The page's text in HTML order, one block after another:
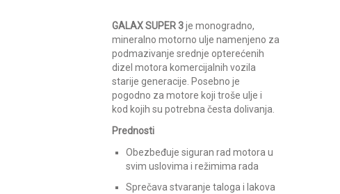
GALAX SUPER 3je monogradno,
mineralno motorno ulje namenjeno za
podmazivanje srednje opterećenih
dizel motora komercijalnih vozila
starije generacije. Posebno je
pogodno za motore koji troše ulje i
kod kojih su potrebna česta dolivanja.
Prednosti
Obezbeđuje siguran rad motora u
svim uslovima i režimima rada
Sprečava stvaranje taloga i lakova